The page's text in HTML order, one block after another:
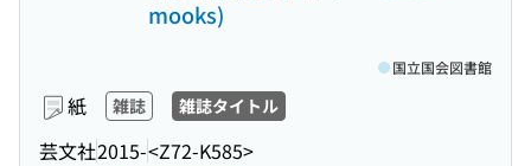
mooks)
紙 雑誌 雑誌タイトル
芸文社2015-<Z72-K585>
国立国会図書館